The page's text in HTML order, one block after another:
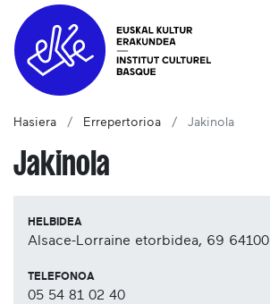
Hasiera Errepertorioa Jakinola
Jakinola
HELBIDEA
Alsace-Lorraine etorbidea, 69 64100
TELEFONOA
05 54 81 02 40